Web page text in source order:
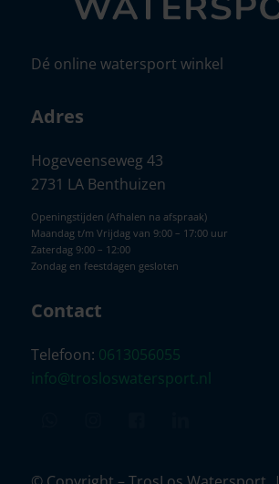
Dé online watersport winkel
Adres
Hogeveenseweg 43
2731 LA Benthuizen
Openingstijden (Afhalen na afspraak)
Maandag t/m Vrijdag van 9:00 – 17:00 uur
Zaterdag 9:00 – 12:00
Zondag en feestdagen gesloten
Contact
Telefoon: 0613056055
info@trosloswatersport.nl